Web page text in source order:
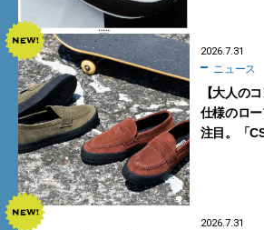
2026.7.31
ニュース
【大人の
仕様のロ
注目。「
2026.7.31